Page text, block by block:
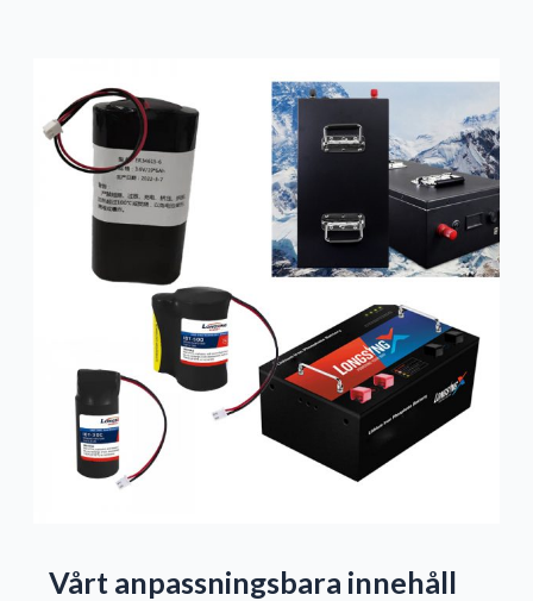
Vårt anpassningsbara innehåll